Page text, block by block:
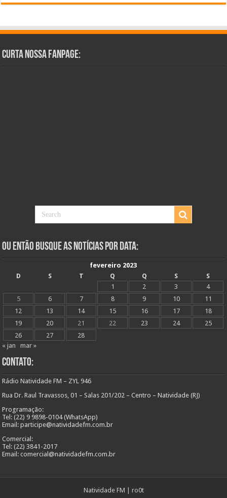
Curta Nossa Fanpage:
Ou Então Busque as Notícias Por Data:
fevereiro 2023
D
S T Q Q S
S
1
2 3
4
5
6 7 8 9 10
11
12
13 14 15 16 17
18
19
20 21 22 23 24
25
26
27
28
« jan
mar »
Contato:
Rádio Natividade FM – ZYL 946
Rua Dr. Raul Travassos, 01 – Salas 201/202 – Centro – Natividade (RJ)
Programação:
Tel: (22) 9 9898-0104 (WhatsApp)
Email: participe@natividadefm.com.br
Comercial:
Tel: (22) 3841-2017
Email: comercial@natividadefm.com.br
Natividade FM ro0t